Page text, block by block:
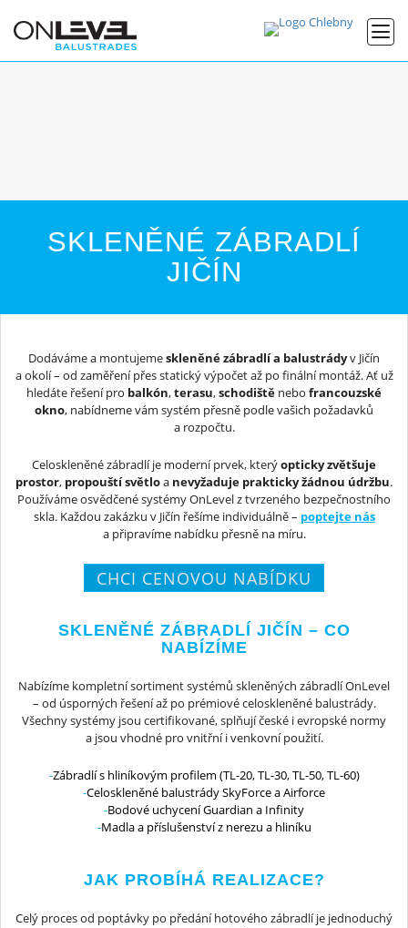
SKLENĚNÉ ZÁBRADLÍ
JIČÍN
Dodáváme a montujemeskleněné zábradlí a balustrádyv Jičín
a okolí – od zaměření přes statický výpočet až po finální montáž. Ať už
hledáte řešení pro balkón,terasu,schodiště nebo francouzské
okno, nabídneme vám systém přesně podle vašich požadavků
a rozpočtu.
Celoskleněné zábradlí je moderní prvek, kterýopticky zvětšuje
prostor, propouští světloa nevyžaduje prakticky žádnou údržbu.
Používáme osvědčené systémy OnLevel z tvrzeného bezpečnostního
skla. Každou zakázku v Jičín řešíme individuálně – poptejte nás
a připravíme nabídku přesně na míru.
CHCI CENOVOU NABÍDKU
SKLENĚNÉ ZÁBRADLÍ JIČÍN – CO
NABÍZÍME
Nabízíme kompletní sortiment systémů skleněných zábradlí OnLevel
– od úsporných řešení až po prémiové celoskleněné balustrády.
Všechny systémy jsou certifikované, splňují české i evropské normy
a jsou vhodné pro vnitřní i venkovní použití.
Zábradlí s hliníkovým profilem (TL-20, TL-30, TL-50, TL-60)
Celoskleněné balustrády SkyForce a Airforce
Bodové uchycení Guardian a Infinity
Madla a příslušenství z nerezu a hliníku
JAK PROBÍHÁ REALIZACE?
Celý proces od poptávky po předání hotového zábradlí je jednoduchý